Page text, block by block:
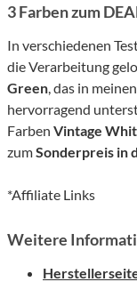
3 Farben zum
In verschiedenen
die Verarbeitung
Green, das in
hervorragend
Farben Vintage
zumSonderpreis in
*Affiliate Links
Weitere